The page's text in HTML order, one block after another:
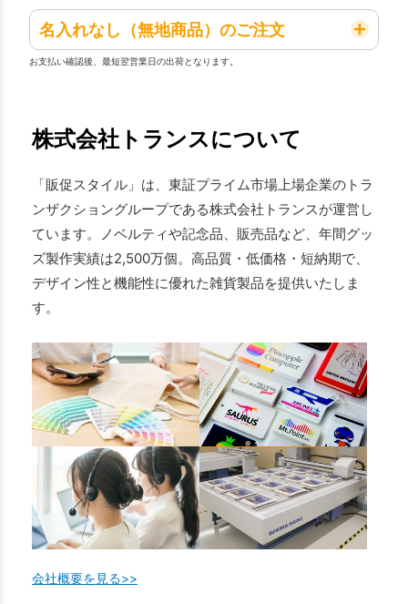
名入れなし（無地商品）のご注文
お支払い確認後、最短翌営業日の出荷となります。
株式会社トランスについて
「販促スタイル」は、東証プライム市場上場企業のトラ
ンザクショングループである株式会社トランスが運営し
ています。ノベルティや記念品、販売品など、年間グッ
ズ製作実績は2,500万個。高品質・低価格・短納期で、
デザイン性と機能性に優れた雑貨製品を提供いたしま
す。
会社概要を見る>>